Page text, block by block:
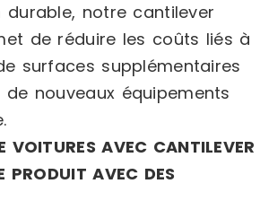
durable, notre cantilever
de réduire les coûts liés à
surfaces supplémentaires
de nouveaux équipements
VOITURES AVEC CANTILEVER
PRODUIT AVEC DES